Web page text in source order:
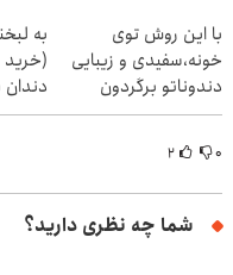
با این روش توی
خونه،سفیدی و زیبایی
دندوناتو برگردون
(40%off)
به
(خرید
دندان
۰ ۲
شما چه نظری دارید؟